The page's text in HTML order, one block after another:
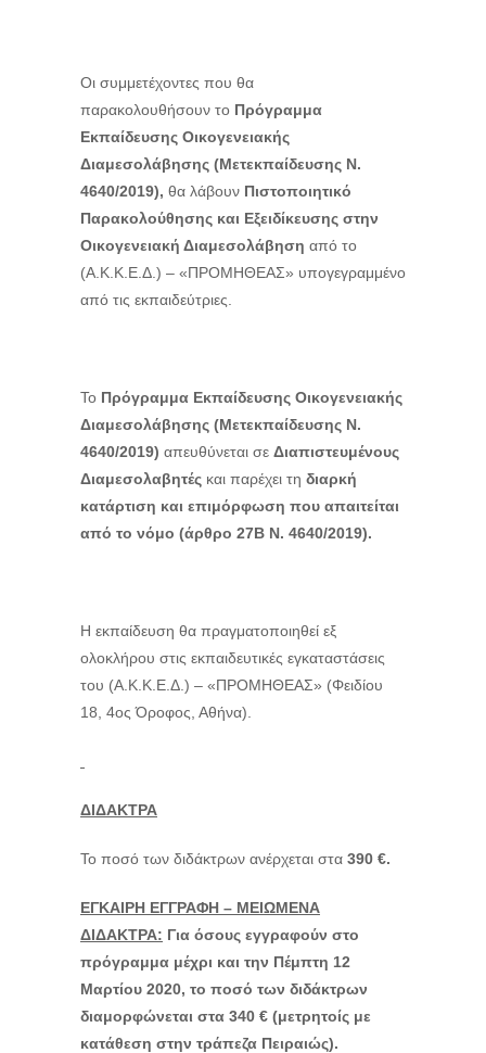
Οι συμμετέχοντες που θα
παρακολουθήσουν το Πρόγραμμα
Εκπαίδευσης Οικογενειακής
Διαμεσολάβησης (Μετεκπαίδευσης Ν.
4640/2019), θα λάβουν Πιστοποιητικό
Παρακολούθησης και Εξειδίκευσης στην
Οικογενειακή Διαμεσολάβηση από το
(Α.Κ.Κ.Ε.Δ.) – «ΠΡΟΜΗΘΕΑΣ» υπογεγραμμένο
από τις εκπαιδεύτριες.
Το Πρόγραμμα Εκπαίδευσης Οικογενειακής
Διαμεσολάβησης (Μετεκπαίδευσης Ν.
4640/2019) απευθύνεται σε Διαπιστευμένους
Διαμεσολαβητές και παρέχει τη διαρκή
κατάρτιση και επιμόρφωση που απαιτείται
από το νόμο (άρθρο 27Β Ν. 4640/2019).
Η εκπαίδευση θα πραγματοποιηθεί εξ
ολοκλήρου στις εκπαιδευτικές εγκαταστάσεις
του (Α.Κ.Κ.Ε.Δ.) – «ΠΡΟΜΗΘΕΑΣ» (Φειδίου
18, 4ος Όροφος, Αθήνα).
ΔΙΔΑΚΤΡΑ
Το ποσό των διδάκτρων ανέρχεται στα 390 €.
ΕΓΚΑΙΡΗ ΕΓΓΡΑΦΗ – ΜΕΙΩΜΕΝΑ
ΔΙΔΑΚΤΡΑ: Για όσους εγγραφούν στο
πρόγραμμα μέχρι και την Πέμπτη 12
Μαρτίου 2020, το ποσό των διδάκτρων
διαμορφώνεται στα 340 € (μετρητοίς με
κατάθεση στην τράπεζα Πειραιώς).